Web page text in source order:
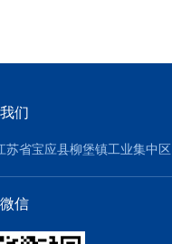
们
苏省宝应县柳堡镇工业集中区
信